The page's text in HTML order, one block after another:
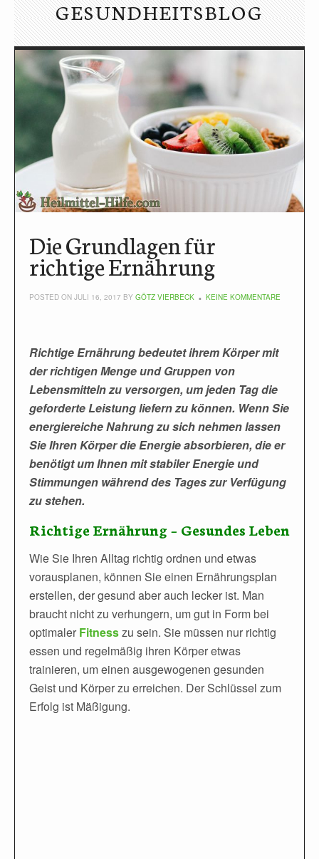
GESUNDHEITSBLOG
Die Grundlagen für
richtige Ernährung
POSTED ON JULI 16, 2017 BY GÖTZ VIERBECK KEINE KOMMENTARE
Richtige Ernährung bedeutet ihrem Körper mit
der richtigen Menge und Gruppen von
Lebensmitteln zu versorgen, um jeden Tag die
geforderte Leistung liefern zu können. Wenn Sie
energiereiche Nahrung zu sich nehmen lassen
Sie Ihren Körper die Energie absorbieren, die er
benötigt um Ihnen mit stabiler Energie und
Stimmungen während des Tages zur Verfügung
zu stehen.
Richtige Ernährung – Gesundes Leben
Wie Sie Ihren Alltag richtig ordnen und etwas
vorausplanen, können Sie einen Ernährungsplan
erstellen, der gesund aber auch lecker ist. Man
braucht nicht zu verhungern, um gut in Form bei
optimaler Fitnesszu sein. Sie müssen nur richtig
essen und regelmäßig ihren Körper etwas
trainieren, um einen ausgewogenen gesunden
Geist und Körper zu erreichen. Der Schlüssel zum
Erfolg ist Mäßigung.